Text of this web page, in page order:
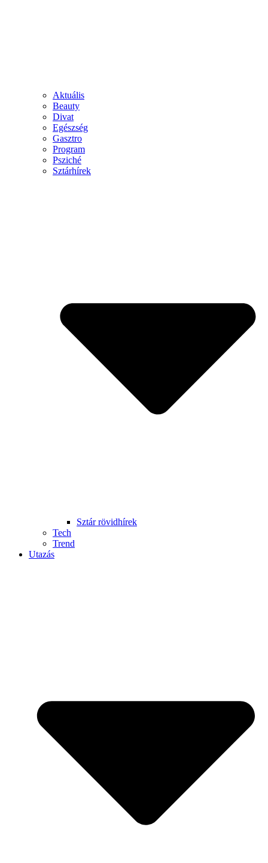
Aktuális
Beauty
Divat
Egészség
Gasztro
Program
Psziché
Sztárhírek
Sztár rövidhírek
Tech
Trend
Utazás